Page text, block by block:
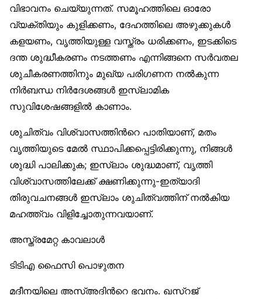
വിഭാവനം ചെയ്യുന്നത്. സമൂഹത്തിലെ ഓരോ
വ്യക്തിയും കുളിക്കണം, ദേഹത്തിലെ അഴുക്കുകള്‍
കളയണം, വൃത്തിയുള്ള വസ്ത്രം ധരിക്കണം, ഇടക്കിടെ
ദന്ത ശുദ്ധീകരണം നടത്തണം എന്നിങ്ങനെ സര്‍വതല
ശുചീകരണത്തിനും മുഖ്യ പരിഗണന നല്‍കുന്ന
നിര്‍ബന്ധ നിര്‍ദേശങ്ങള്‍ ഇസ്ലാമിക
സുവിശേഷങ്ങളില്‍ കാണാം.
ശുചിത്വം വിശ്വാസത്തിന്‍റെ പാതിയാണ്, മതം
വൃത്തിയുടെ മേല്‍ സ്ഥാപിക്കപ്പെട്ടിരിക്കുന്നു, നിങ്ങള്‍
ശുദ്ധി പാലിക്കുക; ഇസ്ലാം ശുദ്ധമാണ്, വൃത്തി
വിശ്വാസത്തിലേക്ക് ക്ഷണിക്കുന്നു-ഇത്യാദി
തിരുവചനങ്ങള്‍ ഇസ്ലാം ശുചിത്വത്തിന് നല്‍കിയ
മഹത്ത്വം വിളിച്ചോതുന്നവയാണ്.
അസ്ത്രമേറ്റ കാവലാള്‍
ടിടിഎ ഫൈസി പൊഴുതന
മദീനയിലെ അസ്അദിന്‍റെ ഭവനം. ഖസ്റജ്